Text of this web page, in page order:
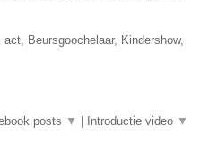
Beursgoochelaar, Kindershow,
posts ▼ Introductie video ▼